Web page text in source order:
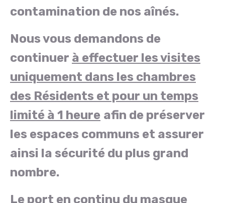
contamination de nos aînés.
Nous vous demandons de
continuer à effectuer les visites
uniquement dans les chambres
des Résidents et pour un temps
limité à 1 heure afin de préserver
les espaces communs et assurer
ainsi la sécurité du plus grand
nombre.
Le port en continu du masque